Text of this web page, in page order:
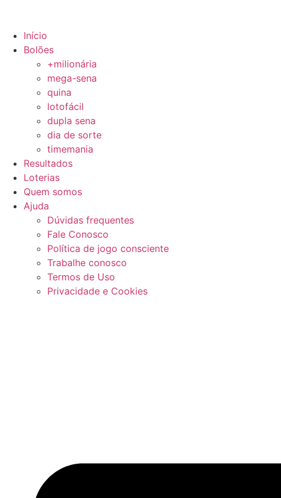
Início
Bolões
+milionária
mega-sena
quina
lotofácil
dupla sena
dia de sorte
timemania
Resultados
Loterias
Quem somos
Ajuda
Dúvidas frequentes
Fale Conosco
Política de jogo consciente
Trabalhe conosco
Termos de Uso
Privacidade e Cookies